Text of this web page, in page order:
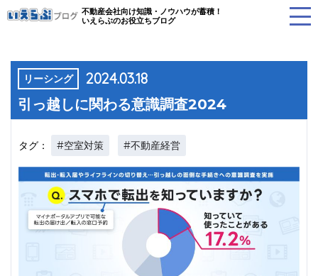
不動産会社向け知識・ノウハウが蓄積！
いえらぶのお役立ちブログ
リーシング 2024.03.18
引っ越しに関わる意識調査2024
タグ： #空室対策 #不動産経営